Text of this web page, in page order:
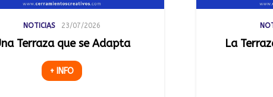
La Terraza También de Noche